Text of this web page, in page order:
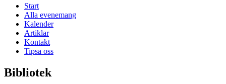
Start
Alla evenemang
Kalender
Artiklar
Kontakt
Tipsa oss
Bibliotek